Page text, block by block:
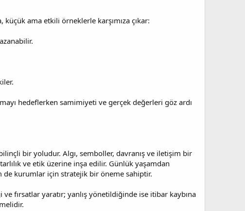
ama etkili örneklerle karşımıza çıkar:
hedeflerken samimiyeti ve gerçek değerleri göz ardı
bir yoludur. Algı, semboller, davranış ve iletişim bir
ve etik üzerine inşa edilir. Günlük yaşamdan
de kurumlar için stratejik bir öneme sahiptir.
fırsatlar yaratır; yanlış yönetildiğinde ise itibar kaybına